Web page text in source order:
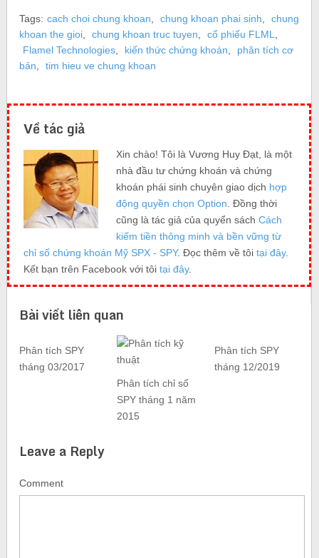
Tags: cach choi chung khoan chung khoan phai sinh
chung
khoan the gioi
chung khoan truc tuyen cổ phiếu FLML
Flamel Technologies
kiến thức chứng khoán
phân tích cơ
bản
tim hieu ve chung khoan
Về tác giả
Xin chào! Tôi là Vương Huy Đạt, là một
nhà đầu tư chứng khoán và chứng
khoán phái sinh chuyên giao dịch hợp
động quyền chọn Option . Đồng thời
cũng là tác giả của quyển sách Cách
kiếm tiền thông minh và bền vững từ
chỉ số chứng khoán Mỹ SPX - SPY. Đọc thêm về tôi tại đây.
Kết bạn trên Facebook với tôi tại đây.
Bài viết liên quan
Phân tích SPY
tháng 03/2017
Phân tích chỉ số
SPY tháng 1 năm
2015
Phân tích SPY
tháng 12/2019
Leave a Reply
Comment